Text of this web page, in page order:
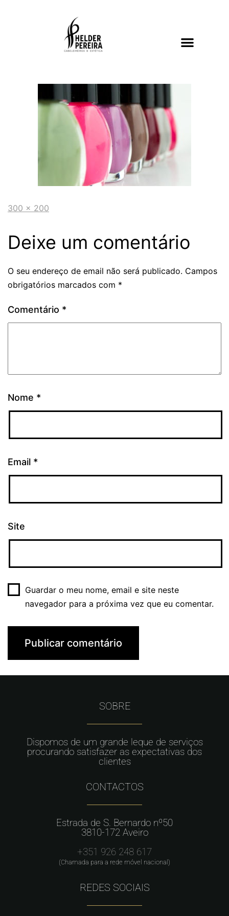
300 × 200
Deixe um comentário
O seu endereço de email não será publicado. Campos
obrigatórios marcados com *
Comentário *
Nome *
Email *
Site
Guardar o meu nome, email e site neste
navegador para a próxima vez que eu comentar.
SOBRE
Dispomos de um grande leque de serviços
procurando satisfazer as expectativas dos
clientes
CONTACTOS
Estrada de S. Bernardo nº50
3810-172 Aveiro
+351 926 248 617
(Chamada para a rede móvel nacional)
REDES SOCIAIS